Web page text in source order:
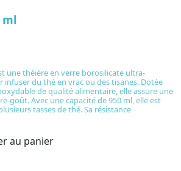
ml
une théière en verre borosilicate ultra-
du thé en vrac ou des tisanes. Dotée
de qualité alimentaire, elle assure une
goût. Avec une capacité de 950 ml, elle est
tasses de thé. Sa résistance
au panier